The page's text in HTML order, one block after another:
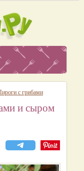
с грибами
и сыром